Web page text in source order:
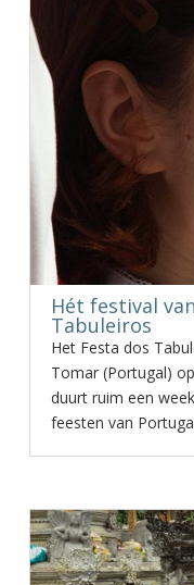
Hét festival
Tabuleiros
Het Festa dos
Tomar (Portugal)
duurt ruim een
feesten van